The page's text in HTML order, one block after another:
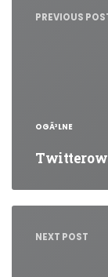
PREVIOUS
OGÃ³LNE
NEXT POST